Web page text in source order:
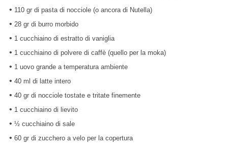
• 110 gr di pasta di nocciole (o ancora di Nutella)
• 28 gr di burro morbido
• 1 cucchiaino di estratto di vaniglia
• 1 cucchiaino di polvere di caffè (quello per la moka)
• 1 uovo grande a temperatura ambiente
• 40 ml di latte intero
• 40 gr di nocciole tostate e tritate finemente
• 1 cucchiaino di lievito
• ½ cucchiaino di sale
• 60 gr di zucchero a velo per la copertura